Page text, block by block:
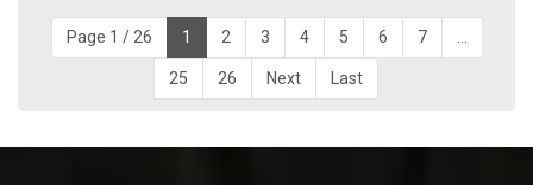
Page 1 / 26 1 2 3 4 5 6 7
25 26 Next Last